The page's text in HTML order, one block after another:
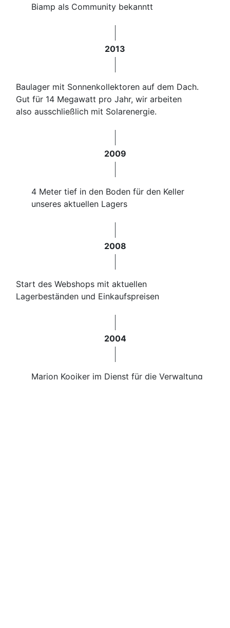
Biamp als Community bekanntt
2013
Baulager mit Sonnenkollektoren auf dem Dach.
Gut für 14 Megawatt pro Jahr, wir arbeiten
also ausschließlich mit Solarenergie.​
2009
4 Meter tief in den Boden für den Keller
unseres aktuellen Lagers
2008
Start des Webshops mit aktuellen
Lagerbeständen und Einkaufspreisen
2004
Marion Kooiker im Dienst für die Verwaltung